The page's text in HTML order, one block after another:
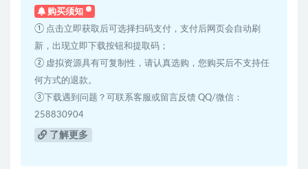
购买须知
① 点击立即获取后可选择扫码支付，支付后网页会自动刷
新，出现立即下载按钮和提取码；
② 虚拟资源具有可复制性，请认真选购，您购买后不支持任
何方式的退款。
③下载遇到问题？可联系客服或留言反馈 QQ/微信：
258830904
了解更多